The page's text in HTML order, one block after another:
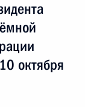
октября